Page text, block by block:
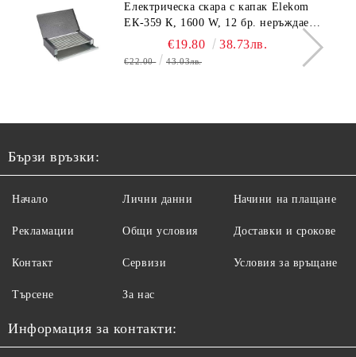
Електрическа скара с капак Elekom
ЕК-359 К, 1600 W, 12 бр. неръждаеми
тръбни нагревятеля
€19.80 38.73лв.
€22.00 43.03лв.
Бързи връзки:
Начало
Рекламации
Контакт
Търсене
Лични данни
Общи условия
Сервизи
За нас
Начини на плащане
Доставки и срокове
Условия за връщане
Информация за контакти: